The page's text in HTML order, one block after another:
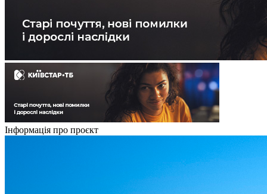
Інформація про проєкт